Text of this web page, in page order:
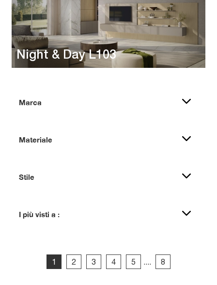
Marca
Materiale
Stile
I più visti a :
Night & Day L103
1 2 3 4 5 .... 8